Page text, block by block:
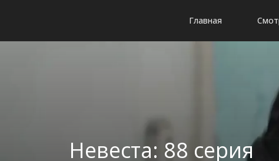
Главная
Невеста: 88 серия